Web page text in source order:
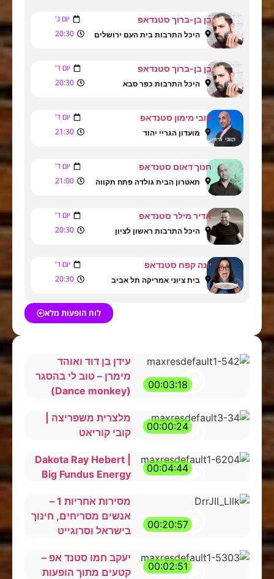
בן בן-ברוך סטנדאפ יום ג'
היכל התרבות בית העם ירושלים 20:30
בן בן-ברוך סטנדאפ יום ד'
היכל התרבות כפר סבא 20:30
קובי מימון סטנדאפ יום ד'
מועדון הגריי יהוד 21:30
חנוך דאום סטנדאפ יום ד'
תאטרון הבית גולדה פתח תקווה 21:00
אדיר מילר סטנדאפ יום ד'
היכל התרבות ראשון לציון 20:30
יונה קפח סטנדאפ יום ד'
בית ציוני אמריקה תל אביב 20:30
לוח הופעות מלא
00:03:18
עידן בן דוד ואוהד
מימרן – טוב לי בהסגר
(Dance monkey)
00:00:24
מלצרית משפריצה |
קובי קוריאט
00:04:44
Dakota Ray Hebert |
Big Fundus Energy
00:20:57
מסירות אחריות 1 –
אנשים מסריחים, חינוך
בישראל וסרוגייט
00:02:51
יעקב חמו סטנד אפ –
קטעים מתוך הופעות